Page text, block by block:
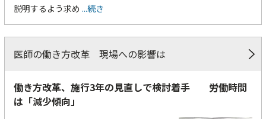
説明するよう求め ...続き
医師の働き方改革 現場への影響は
働き方改革、施行3年の見直しで検討着手 労働時間
は「減少傾向」